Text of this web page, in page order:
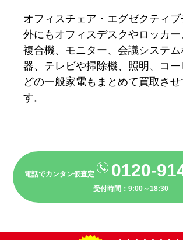
オフィスチェア・エグゼクティ
外にもオフィスデスクやロッカー
複合機、モニター、会議システ
器、テレビや掃除機、照明、コ
どの一般家電もまとめて買取させ
す。
電話でカンタン仮査定 0120-
受付時間：9:00～18:30